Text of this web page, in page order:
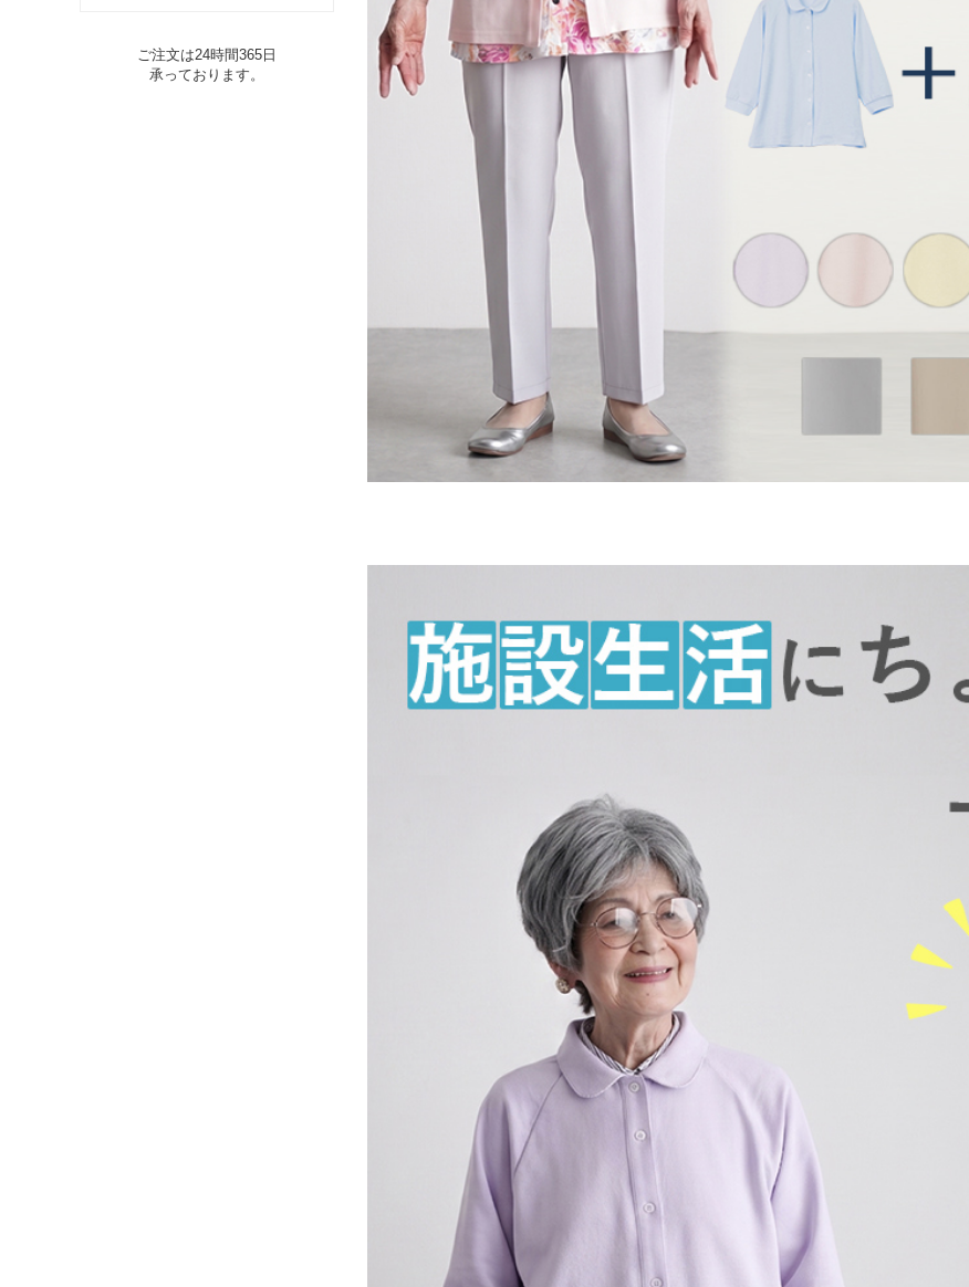
ご注文は24時間365日
承っております。